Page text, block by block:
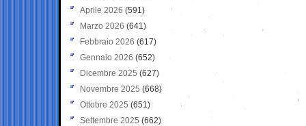
Aprile 2026 (591)
Marzo 2026 (641)
Febbraio 2026 (617)
Gennaio 2026 (652)
Dicembre 2025 (627)
Novembre 2025 (668)
Ottobre 2025 (651)
Settembre 2025 (662)